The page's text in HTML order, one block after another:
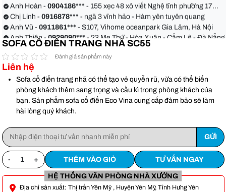
Anh Hoàn - 0904186*** - 155 xẹc 48 xô viết Nghệ tĩnh phường 17
quận Bình Thạnh
Chị Linh - 0916878***
- ngã 3 vĩnh hảo - Hàm yên tuyên quang
Anh Vũ - 0911861*** - S107, Vihome oceanpark Gia Lâm, Hà Nội
Anh Thiện - 0929090*** - 23 Mẹ Thứ - Hòa Xuân - Cẩm Lệ - Đà Nẵng
Chị Hoa -0988068***- 56 Nguyễn Khang, Cầu Giấy
Anh Việt -0349582***- Toà Moonlight An Lạc, Vân Canh Hoài Đức
Anh Hoàn -
quận Bình Thạnh
Chị Linh - 0916878***
- ngã 3 vĩnh hảo - Hàm yên tuyên quang
Anh Vũ -0911861*** - S107, Vihome oceanpark Gia Lâm, Hà Nội
SOFA CỔ ĐIỂN TRANG NHÃ SC55
Đánh giá sản phẩm này
Liên hệ
Sofa cổ điển trang nhã có thể tạo vẻ quyễn rũ, vừa có thể biến
phòng khách thêm sang trọng và cầu kì trong phòng khách của
bạn. Sản phẩm sofa cổ điển Eco Vina cung cấp đảm bảo sẽ làm
hài lòng quý khách.
- + THÊM VÀO GIỎ TƯ VẤN NGAY
HỆ THỐNG VĂN PHÒNG NHÀ XƯỞNG
Địa chỉ sản xuất: Thị trấn Yên Mỹ , Huyện Yên Mỹ, Tỉnh Hưng Yên